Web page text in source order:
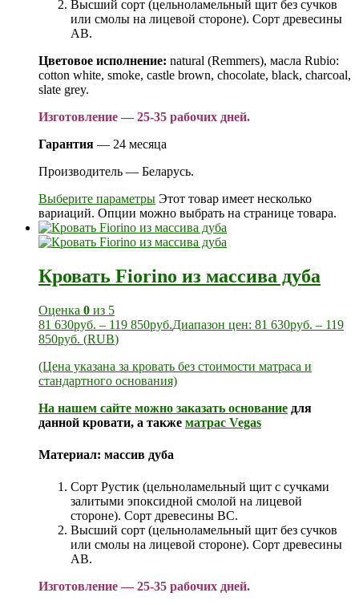
Высший сорт (цельноламельный щит без сучков
или смолы на лицевой стороне). Сорт древесины
АВ.
Цветовое исполнение: natural (Remmers), масла Rubio:
cotton white, smoke, castle brown, chocolate, black, charcoal,
slate grey.
Изготовление — 25-35 рабочих дней.
Гарантия — 24 месяца
Производитель — Беларусь.
Выберите параметры Этот товар имеет несколько
вариаций. Опции можно выбрать на странице товара.
Кровать Fiorino из массива дуба
Оценка 0 из 5
81 630руб. – 119 850руб.Диапазон цен: 81 630руб. – 119
850руб. (RUB)
(Цена указана за кровать без стоимости матраса и
стандартного основания)
На нашем сайте можно заказать основание для
данной кровати, а также матрас Vegas
Материал: массив дуба
Сорт Рустик (цельноламельный щит с сучками
залитыми эпоксидной смолой на лицевой
стороне). Сорт древесины ВС.
Высший сорт (цельноламельный щит без сучков
или смолы на лицевой стороне). Сорт древесины
АВ.
Изготовление — 25-35 рабочих дней.